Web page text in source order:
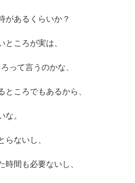
があるくらいか？
ところが実は、
って言うのかな、
ところでもあるから、
な。
らないし、
時間も必要ないし、